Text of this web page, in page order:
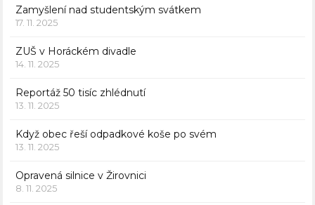
Zamyšlení nad studentským svátkem
17. 11. 2025
ZUŠ v Horáckém divadle
14. 11. 2025
Reportáž 50 tisíc zhlédnutí
13. 11. 2025
Když obec řeší odpadkové koše po svém
13. 11. 2025
Opravená silnice v Žirovnici
8. 11. 2025